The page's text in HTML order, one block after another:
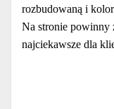
rozbudowaną i
Na stronie powinny
najciekawsze dla